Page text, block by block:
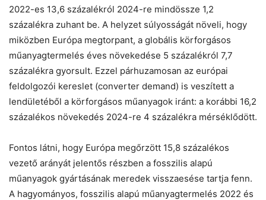
2022-es 13,6 százalékról 2024-re mindössze 1,2
százalékra zuhant be. A helyzet súlyosságát növeli, hogy
miközben Európa megtorpant, a globális körforgásos
műanyagtermelés éves növekedése 5 százalékról 7,7
százalékra gyorsult. Ezzel párhuzamosan az európai
feldolgozói kereslet (converter demand) is veszített a
lendületéből a körforgásos műanyagok iránt: a korábbi 16,2
százalékos növekedés 2024-re 4 százalékra mérséklődött.
Fontos látni, hogy Európa megőrzött 15,8 százalékos
vezető arányát jelentős részben a fosszilis alapú
műanyagok gyártásának meredek visszaesése tartja fenn.
A hagyományos, fosszilis alapú műanyagtermelés 2022 és